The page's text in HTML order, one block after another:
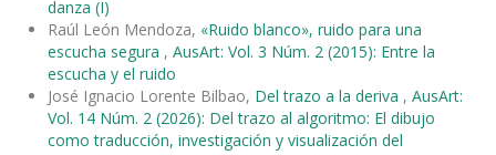
danza (I)
Raúl León Mendoza, «Ruido blanco», ruido para una
escucha segura , AusArt: Vol. 3 Núm. 2 (2015): Entre la
escucha y el ruido
José Ignacio Lorente Bilbao, Del trazo a la deriva , AusArt:
Vol. 14 Núm. 2 (2026): Del trazo al algoritmo: El dibujo
como traducción, investigación y visualización del